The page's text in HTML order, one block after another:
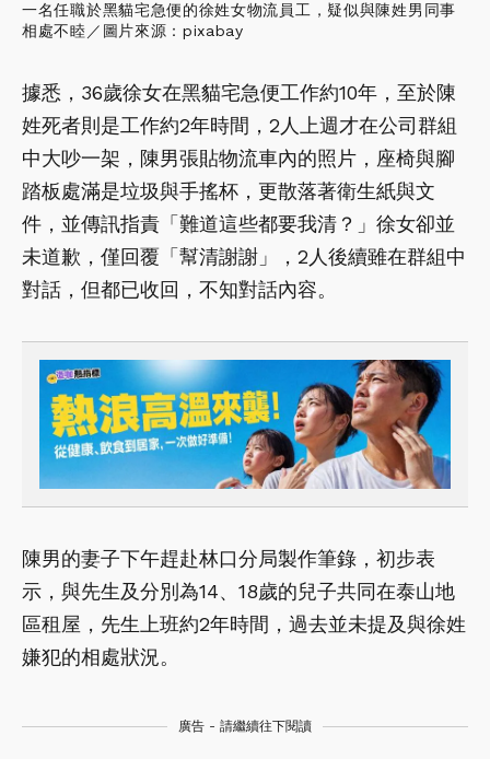
一名任職於黑貓宅急便的徐姓女物流員工，疑似與陳姓男同事
相處不睦／圖片來源：pixabay
據悉，36歲徐女在黑貓宅急便工作約10年，至於陳
姓死者則是工作約2年時間，2人上週才在公司群組
中大吵一架，陳男張貼物流車內的照片，座椅與腳
踏板處滿是垃圾與手搖杯，更散落著衛生紙與文
件，並傳訊指責「難道這些都要我清？」徐女卻並
未道歉，僅回覆「幫清謝謝」，2人後續雖在群組中
對話，但都已收回，不知對話內容。
陳男的妻子下午趕赴林口分局製作筆錄，初步表
示，與先生及分別為14、18歲的兒子共同在泰山地
區租屋，先生上班約2年時間，過去並未提及與徐姓
嫌犯的相處狀況。
廣告 - 請繼續往下閱讀